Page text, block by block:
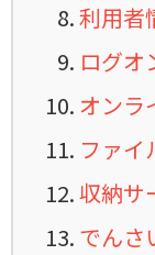
利用者
ログオ
オンラ
ファイ
収納サ
でんさ